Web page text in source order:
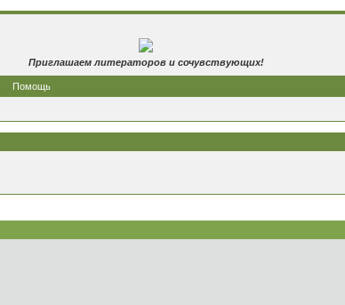
Приглашаем литераторов и сочувствующих!
Помощь